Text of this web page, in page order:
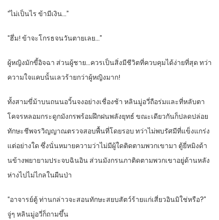
“ไม่เป็นไร ข้ามีเงิน…”
“ฮึ่ม! ข้าจะโกรธจนวันตายเลย…”
ผู้หญิงมักขี้อิจฉา ส่วนผู้ชาย…ควรเป็นสิ่งมีชีวิตที่ควบคุมได้ง่ายที่สุด ทว่า
ความใจแคบนั้นเลวร้ายกว่าผู้หญิงมาก!
ทั้งสามขี่ม้าบนถนนอวิ้นจงอย่างเชื่องช้า หลินมู่อวี่ถือร่มและที่หลับตา
โคจรหลอมกระดูกมังกรพร้อมฝึกฝนพลังยุทธ์ ขณะเดียวกันก็ปลดปล่อย
ทักษะชีพจรวิญญาณตรวจสอบพื้นที่โดยรอบ ทว่าไม่พบรัศมีที่แข็งแกร่ง
แต่อย่างใด ซึ่งนั่นหมายความว่าไม่มีผู้ใดติดตามพวกเขามา ตู้ยี่หมิงด้า
นข้างพยายามประจบฉินอิน ส่วนมังกรนภาติดตามพวกเขาอยู่ด้านหลัง
ห่างไปไม่ไกลในผืนป่า
“อาจารย์ตู้ ท่านกล่าวจะสอนทักษะสยบสัตว์ร้ายแก่เสี่ยวอินมิใช่หรือ?”
จู่ๆ หลินมู่อวี่ก็ถามขึ้น